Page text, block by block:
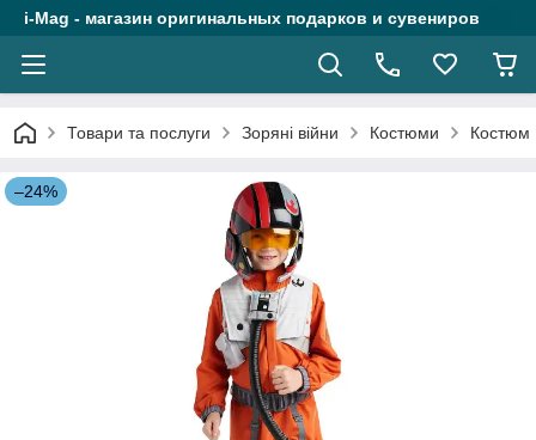
i-Mag - магазин оригинальных подарков и сувениров
Товари та послуги Зоряні війни Костюми Костюм
–24%